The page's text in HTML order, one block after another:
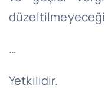
…
Yetkilidir.